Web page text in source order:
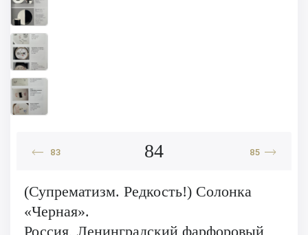
83 84 85
(Супрематизм. Редкость!) Солонка
«Черная».
Россия, Ленинградский фарфоровый